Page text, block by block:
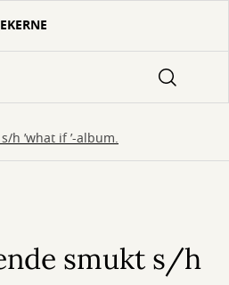
h ’what if ’-album.
smukt s/h